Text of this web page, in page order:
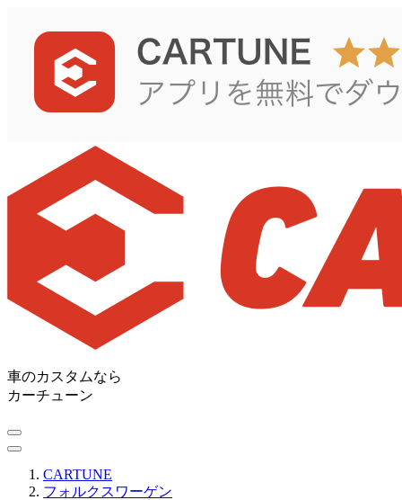
車のカスタムなら
カーチューン
CARTUNE
フォルクスワーゲン